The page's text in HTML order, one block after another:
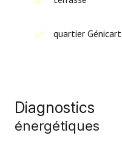
quartier Génicart
Diagnostics
énergétiques